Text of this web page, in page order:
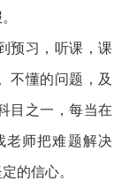
习，听课，课
不懂的问题，及
目之一，每当在
老师把难题解决
的信心。